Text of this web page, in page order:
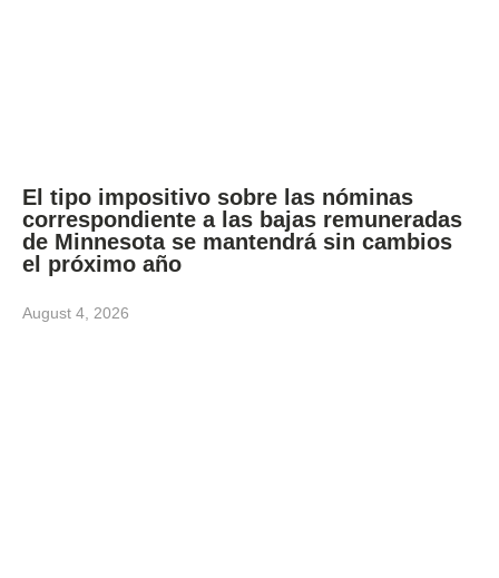
El tipo impositivo sobre las nóminas
correspondiente a las bajas remuneradas
de Minnesota se mantendrá sin cambios
el próximo año
August 4, 2026